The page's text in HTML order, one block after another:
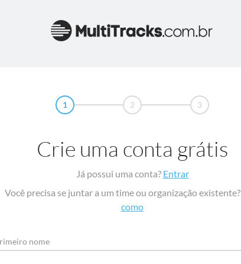
1 2 3
Crie uma conta grátis
Já possui uma conta? Entrar
Você precisa se juntar a um time ou organização existente?
como
nome